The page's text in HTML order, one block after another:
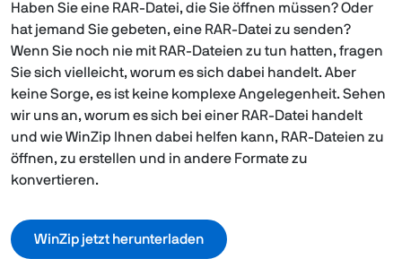
Haben Sie eine RAR-Datei, die Sie öffnen müssen? Oder
hat jemand Sie gebeten, eine RAR-Datei zu senden?
Wenn Sie noch nie mit RAR-Dateien zu tun hatten, fragen
Sie sich vielleicht, worum es sich dabei handelt. Aber
keine Sorge, es ist keine komplexe Angelegenheit. Sehen
wir uns an, worum es sich bei einer RAR-Datei handelt
und wie WinZip Ihnen dabei helfen kann, RAR-Dateien zu
öffnen, zu erstellen und in andere Formate zu
konvertieren.
WinZip jetzt herunterladen